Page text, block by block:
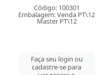
Código: 100301
Embalagem: Venda PT\12
Master PT\12
Faça seu login ou
cadastre-se para